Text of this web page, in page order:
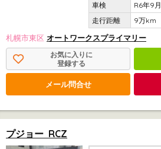
R6年9月
9万km
札幌市東区 オートワークスプライマリー
お気に入りに
登録する
メール問合せ
プジョー RCZ